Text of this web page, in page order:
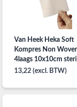
Van Heek Heka Soft
Kompres Non
4laags 10x10cm
13,22 (excl. BTW)